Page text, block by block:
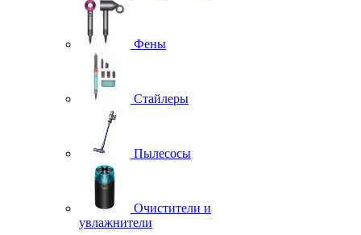
Фены
Стайлеры
Пылесосы
Очистители и
увлажнители